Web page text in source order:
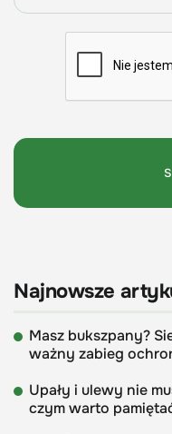
Najnowsze
Masz bukszpany?
ważny zabieg
Upały i ulewy nie
czym warto